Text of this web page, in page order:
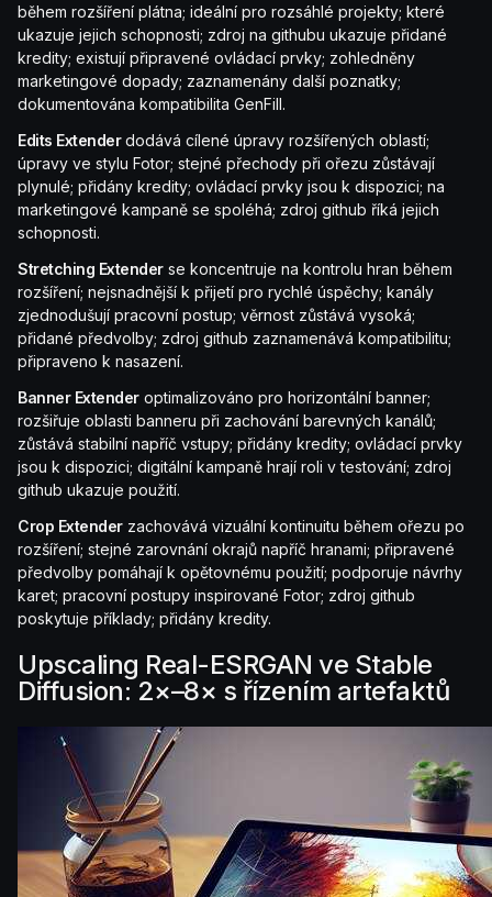
během rozšíření plátna; ideální pro rozsáhlé projekty; které
ukazuje jejich schopnosti; zdroj na githubu ukazuje přidané
kredity; existují připravené ovládací prvky; zohledněny
marketingové dopady; zaznamenány další poznatky;
dokumentována kompatibilita GenFill.
Edits Extenderdodává cílené úpravy rozšířených oblastí;
úpravy ve stylu Fotor; stejné přechody při ořezu zůstávají
plynulé; přidány kredity; ovládací prvky jsou k dispozici; na
marketingové kampaně se spoléhá; zdroj github říká jejich
schopnosti.
Stretching Extenderse koncentruje na kontrolu hran během
rozšíření; nejsnadnější k přijetí pro rychlé úspěchy; kanály
zjednodušují pracovní postup; věrnost zůstává vysoká;
přidané předvolby; zdroj github zaznamenává kompatibilitu;
připraveno k nasazení.
Banner Extenderoptimalizováno pro horizontální banner;
rozšiřuje oblasti banneru při zachování barevných kanálů;
zůstává stabilní napříč vstupy; přidány kredity; ovládací prvky
jsou k dispozici; digitální kampaně hrají roli v testování; zdroj
github ukazuje použití.
Crop Extenderzachovává vizuální kontinuitu během ořezu po
rozšíření; stejné zarovnání okrajů napříč hranami; připravené
předvolby pomáhají k opětovnému použití; podporuje návrhy
karet; pracovní postupy inspirované Fotor; zdroj github
poskytuje příklady; přidány kredity.
Upscaling Real-ESRGAN ve Stable
Diffusion: 2×–8× s řízením artefaktů